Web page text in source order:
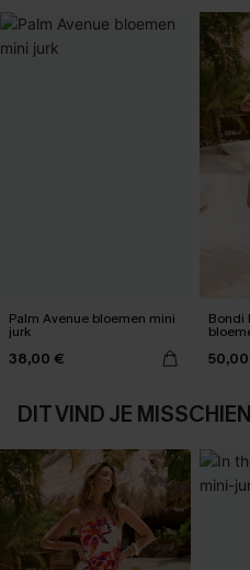
Palm Avenue bloemen mini
jurk
38,00 €
Bondi
DIT VIND JE